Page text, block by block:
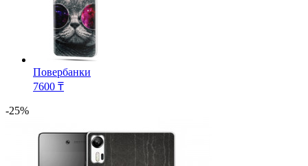
Повербанки
7600 ₸
-25%